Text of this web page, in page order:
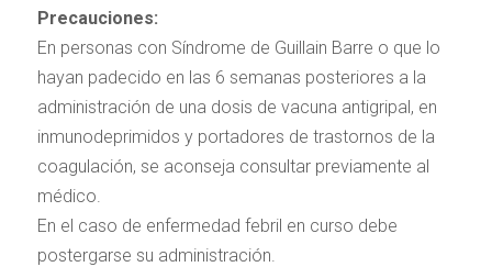
Precauciones:
En personas con Síndrome de Guillain Barre o que lo
hayan padecido en las 6 semanas posteriores a la
administración de una dosis de vacuna antigripal, en
inmunodeprimidos y portadores de trastornos de la
coagulación, se aconseja consultar previamente al
médico.
En el caso de enfermedad febril en curso debe
postergarse su administración.